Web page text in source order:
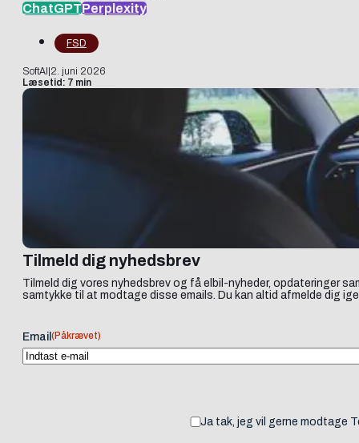
ChatGPTPerplexity
FSD
SoftAI 2. juni 2026
Læsetid: 7 min
Tilmeld dig nyhedsbrev
Tilmeld dig vores nyhedsbrev og få elbil-nyheder, opdateringer
samtykke til at modtage disse emails. Du kan altid afmelde dig
Email (Påkrævet)
Ja tak, jeg vil gerne modtage